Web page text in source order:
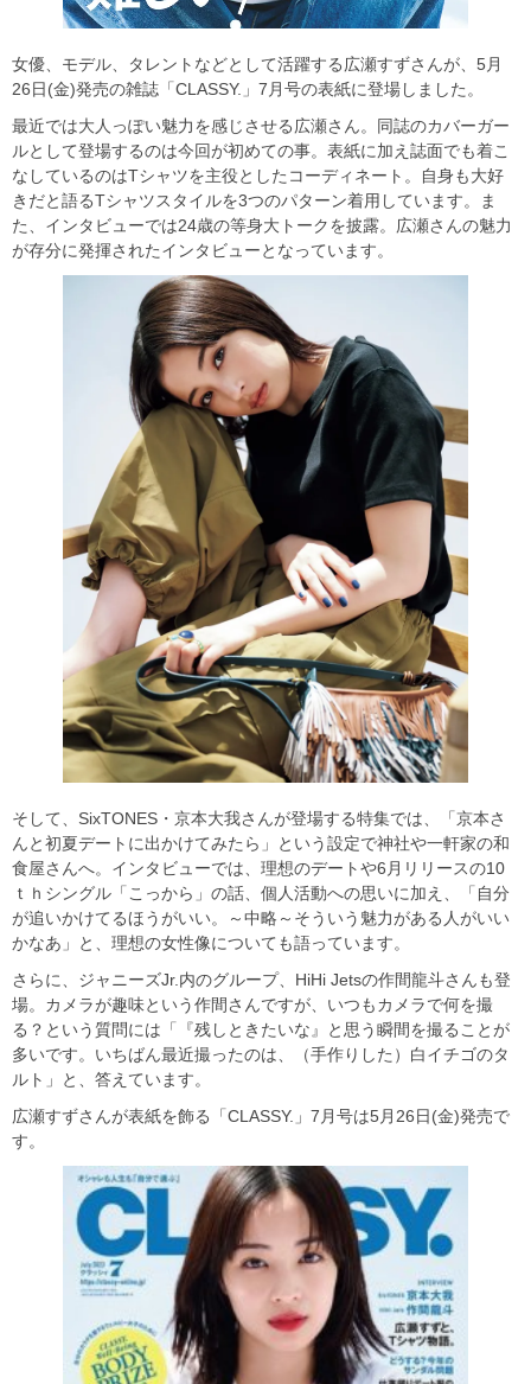
女優、モデル、タレントなどとして活躍する広瀬すずさんが、5月
26日(金)発売の雑誌「CLASSY.」7月号の表紙に登場しました。
最近では大人っぽい魅力を感じさせる広瀬さん。同誌のカバーガー
ルとして登場するのは今回が初めての事。表紙に加え誌面でも着こ
なしているのはTシャツを主役としたコーディネート。自身も大好
きだと語るTシャツスタイルを3つのパターン着用しています。ま
た、インタビューでは24歳の等身大トークを披露。広瀬さんの魅力
が存分に発揮されたインタビューとなっています。
そして、SixTONES・京本大我さんが登場する特集では、「京本さ
んと初夏デートに出かけてみたら」という設定で神社や一軒家の和
食屋さんへ。インタビューでは、理想のデートや6月リリースの10
ｔｈシングル「こっから」の話、個人活動への思いに加え、「自分
が追いかけてるほうがいい。～中略～そういう魅力がある人がいい
かなあ」と、理想の女性像についても語っています。
さらに、ジャニーズJr.内のグループ、HiHi Jetsの作間龍斗さんも登
場。カメラが趣味という作間さんですが、いつもカメラで何を撮
る？という質問には「『残しときたいな』と思う瞬間を撮ることが
多いです。いちばん最近撮ったのは、（手作りした）白イチゴのタ
ルト」と、答えています。
広瀬すずさんが表紙を飾る「CLASSY.」7月号は5月26日(金)発売で
す。